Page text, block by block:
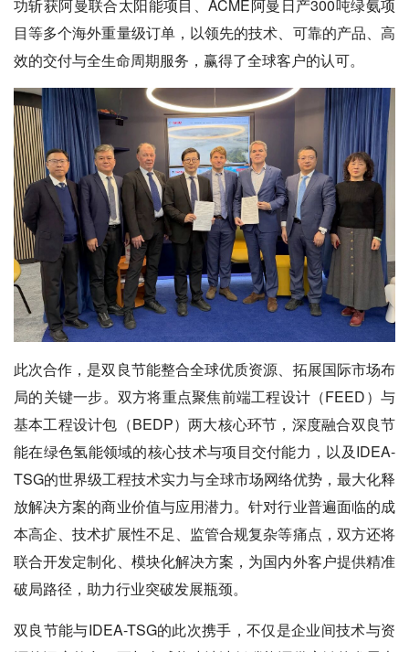
功斩获阿曼联合太阳能项目、ACME阿曼日产300吨绿氨项
目等多个海外重量级订单，以领先的技术、可靠的产品、高
效的交付与全生命周期服务，赢得了全球客户的认可。
此次合作，是双良节能整合全球优质资源、拓展国际市场布
局的关键一步。双方将重点聚焦前端工程设计（FEED）与
基本工程设计包（BEDP）两大核心环节，深度融合双良节
能在绿色氢能领域的核心技术与项目交付能力，以及IDEA-
TSG的世界级工程技术实力与全球市场网络优势，最大化释
放解决方案的商业价值与应用潜力。针对行业普遍面临的成
本高企、技术扩展性不足、监管合规复杂等痛点，双方还将
联合开发定制化、模块化解决方案，为国内外客户提供精准
破局路径，助力行业突破发展瓶颈。
双良节能与IDEA-TSG的此次携手，不仅是企业间技术与资